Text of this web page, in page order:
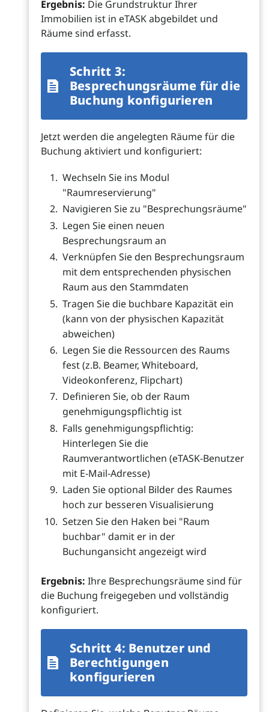
Ergebnis: Die Grundstruktur Ihrer
Immobilien ist in eTASK abgebildet und
Räume sind erfasst.
Schritt 3:
Besprechungsräume für die
Buchung konfigurieren
Jetzt werden die angelegten Räume für die
Buchung aktiviert und konfiguriert:
Wechseln Sie ins Modul
"Raumreservierung"
Navigieren Sie zu "Besprechungsräume"
Legen Sie einen neuen
Besprechungsraum an
Verknüpfen Sie den Besprechungsraum
mit dem entsprechenden physischen
Raum aus den Stammdaten
Tragen Sie die buchbare Kapazität ein
(kann von der physischen Kapazität
abweichen)
Legen Sie die Ressourcen des Raums
fest (z.B. Beamer, Whiteboard,
Videokonferenz, Flipchart)
Definieren Sie, ob der Raum
genehmigungspflichtig ist
Falls genehmigungspflichtig:
Hinterlegen Sie die
Raumverantwortlichen (eTASK-Benutzer
mit E-Mail-Adresse)
Laden Sie optional Bilder des Raumes
hoch zur besseren Visualisierung
Setzen Sie den Haken bei "Raum
buchbar" damit er in der
Buchungansicht angezeigt wird
Ergebnis: Ihre Besprechungsräume sind für
die Buchung freigegeben und vollständig
konfiguriert.
Schritt 4: Benutzer und
Berechtigungen
konfigurieren